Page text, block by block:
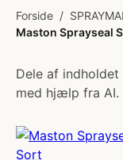
Forside /
Maston Sprayseal
Dele af
med hjælp fra AI.